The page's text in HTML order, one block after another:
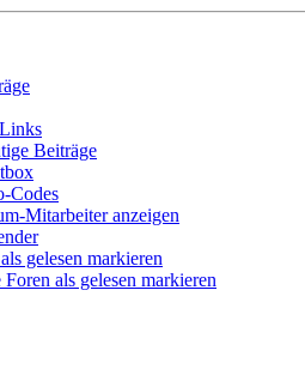
Beiträge
Codes
Mitarbeiter anzeigen
gelesen markieren
als gelesen markieren